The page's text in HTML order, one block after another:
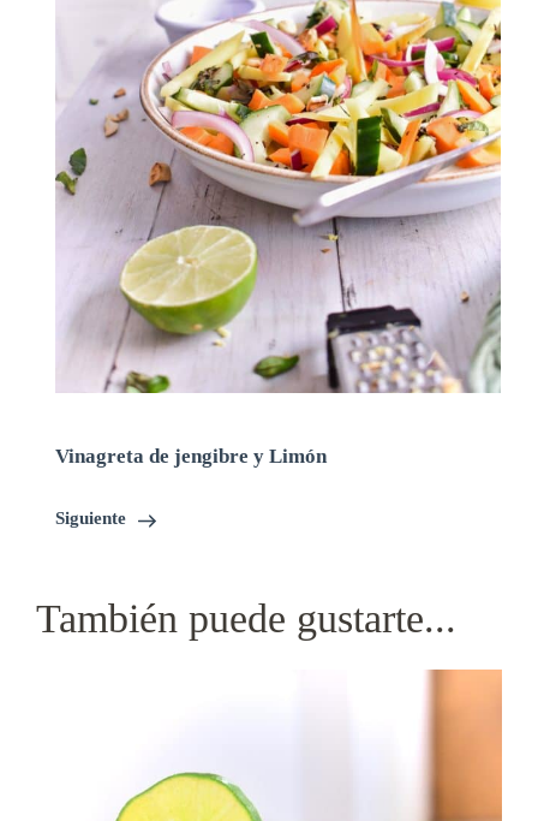
Vinagreta de jengibre y Limón
Siguiente
También puede gustarte...